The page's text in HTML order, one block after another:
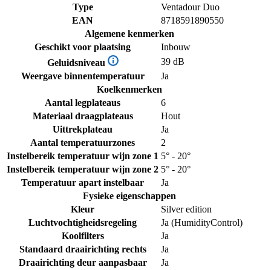
Type
Ventadour Duo
EAN
8718591890550
Algemene kenmerken
Geschikt voor plaatsing
Inbouw
Geluidsniveau
39 dB
Weergave binnentemperatuur
Ja
Koelkenmerken
Aantal legplateaus
6
Materiaal draagplateaus
Hout
Uittrekplateau
Ja
Aantal temperatuurzones
2
Instelbereik temperatuur wijn zone 1 5° - 20°
Instelbereik temperatuur wijn zone 2 5° - 20°
Temperatuur apart instelbaar
Ja
Fysieke eigenschappen
Kleur
Silver edition
Luchtvochtigheidsregeling
Ja (HumidityControl)
Koolfilters
Ja
Standaard draairichting rechts
Ja
Draairichting deur aanpasbaar
Ja